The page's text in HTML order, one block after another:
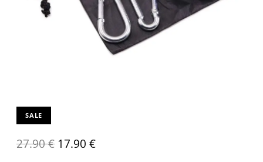
SALE
27.90€ 17.90 €